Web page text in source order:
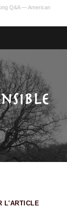
Q&A — American
L'ARTICLE